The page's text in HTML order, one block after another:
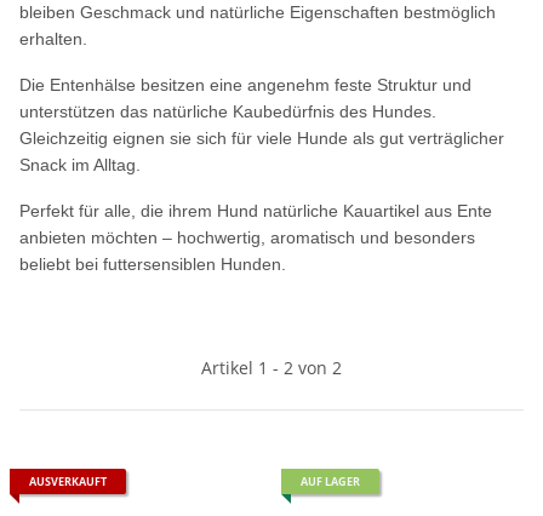
bleiben Geschmack und natürliche Eigenschaften bestmöglich
erhalten.
Die Entenhälse besitzen eine angenehm feste Struktur und
unterstützen das natürliche Kaubedürfnis des Hundes.
Gleichzeitig eignen sie sich für viele Hunde als gut verträglicher
Snack im Alltag.
Perfekt für alle, die ihrem Hund natürliche Kauartikel aus Ente
anbieten möchten – hochwertig, aromatisch und besonders
beliebt bei futtersensiblen Hunden.
Artikel 1 - 2 von 2
AUSVERKAUFT AUF LAGER